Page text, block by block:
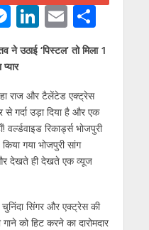
M
e
ss
n
g
er
Li
n
k
e
dI
n
E
m
ai
S
h
ar
ने उठाई ‘पिस्टल’ तो मिला 1
राज और टैलेंटेड एक्ट्रेस
गर्दा उड़ा दिया है और एक
वर्ल्डवाइड रिकार्ड्स भोजपुरी
गया भोजपुरी सांग
और देखते ही देखते एक व्यूज
सिंगर और एक्ट्रेस की
को हिट करने का दारोमदार